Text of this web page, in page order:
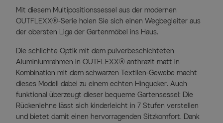
Mit diesem Multipositionssessel aus der modernen
OUTFLEXX®-Serie holen Sie sich einen Wegbegleiter aus
der obersten Liga der Gartenmöbel ins Haus.
Die schlichte Optik mit dem pulverbeschichteten
Aluminiumrahmen in OUTFLEXX® anthrazit matt in
Kombination mit dem schwarzen Textilen-Gewebe macht
dieses Modell dabei zu einem echten Hingucker. Auch
funktional überzeugt dieser bequeme Gartensessel: Die
Rückenlehne lässt sich kinderleicht in 7 Stufen verstellen
und bietet damit einen hervorragenden Sitzkomfort. Dank